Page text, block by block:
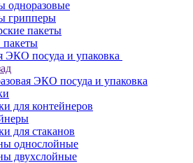
одноразовые
грипперы
пакеты
ЭКО посуда и упаковка
ЭКО посуда и упаковка
для контейнеров
для стаканов
однослойные
двухслойные